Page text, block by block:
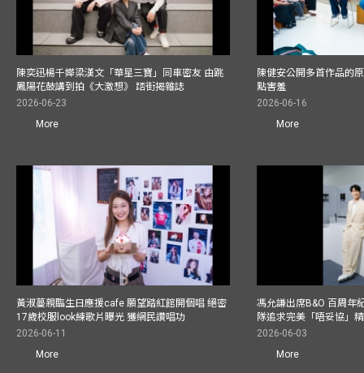
陳奕迅楊千嬅梁漢文「華星三寶」同車密友 由跳
鳳陽花鼓講到拍《大激想》 踎街揭雜誌
2026-06-23
More
陳健安公開多首作品的
點害羞
2026-06-16
More
黃淑蔓親臨生日應援cafe 願望踏紅館開個唱 絕密
17歲校服look練歌片曝光 獲網民讚唱功
2026-06-11
More
馮允謙出席B&O 百周年
隊追求完美「唔妥協」
2026-06-03
More